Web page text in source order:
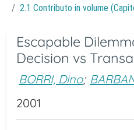
2.1 Contributo in volume
Escapable
Decision vs
BORRI, Dino;
2001